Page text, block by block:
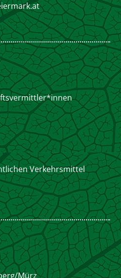
Verkehrsmittel
Mürz